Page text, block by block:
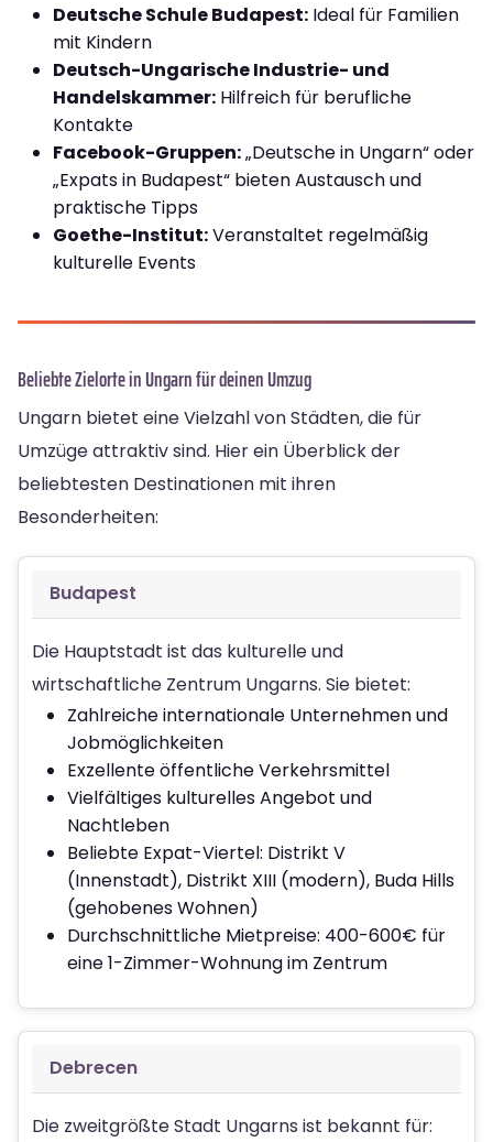
Deutsche Schule Budapest: Ideal für Familien
mit Kindern
Deutsch-Ungarische Industrie- und
Handelskammer: Hilfreich für berufliche
Kontakte
Facebook-Gruppen:„Deutsche in Ungarn“ oder
„Expats in Budapest“ bieten Austausch und
praktische Tipps
Goethe-Institut:Veranstaltet regelmäßig
kulturelle Events
Beliebte Zielorte in Ungarn für deinen Umzug
Ungarn bietet eine Vielzahl von Städten, die für
Umzüge attraktiv sind. Hier ein Überblick der
beliebtesten Destinationen mit ihren
Besonderheiten:
Budapest
Die Hauptstadt ist das kulturelle und
wirtschaftliche Zentrum Ungarns. Sie bietet:
Zahlreiche internationale Unternehmen und
Jobmöglichkeiten
Exzellente öffentliche Verkehrsmittel
Vielfältiges kulturelles Angebot und
Nachtleben
Beliebte Expat-Viertel: Distrikt V
(Innenstadt), Distrikt XIII (modern), Buda Hills
(gehobenes Wohnen)
Durchschnittliche Mietpreise: 400-600€ für
eine 1-Zimmer-Wohnung im Zentrum
Debrecen
Die zweitgrößte Stadt Ungarns ist bekannt für: